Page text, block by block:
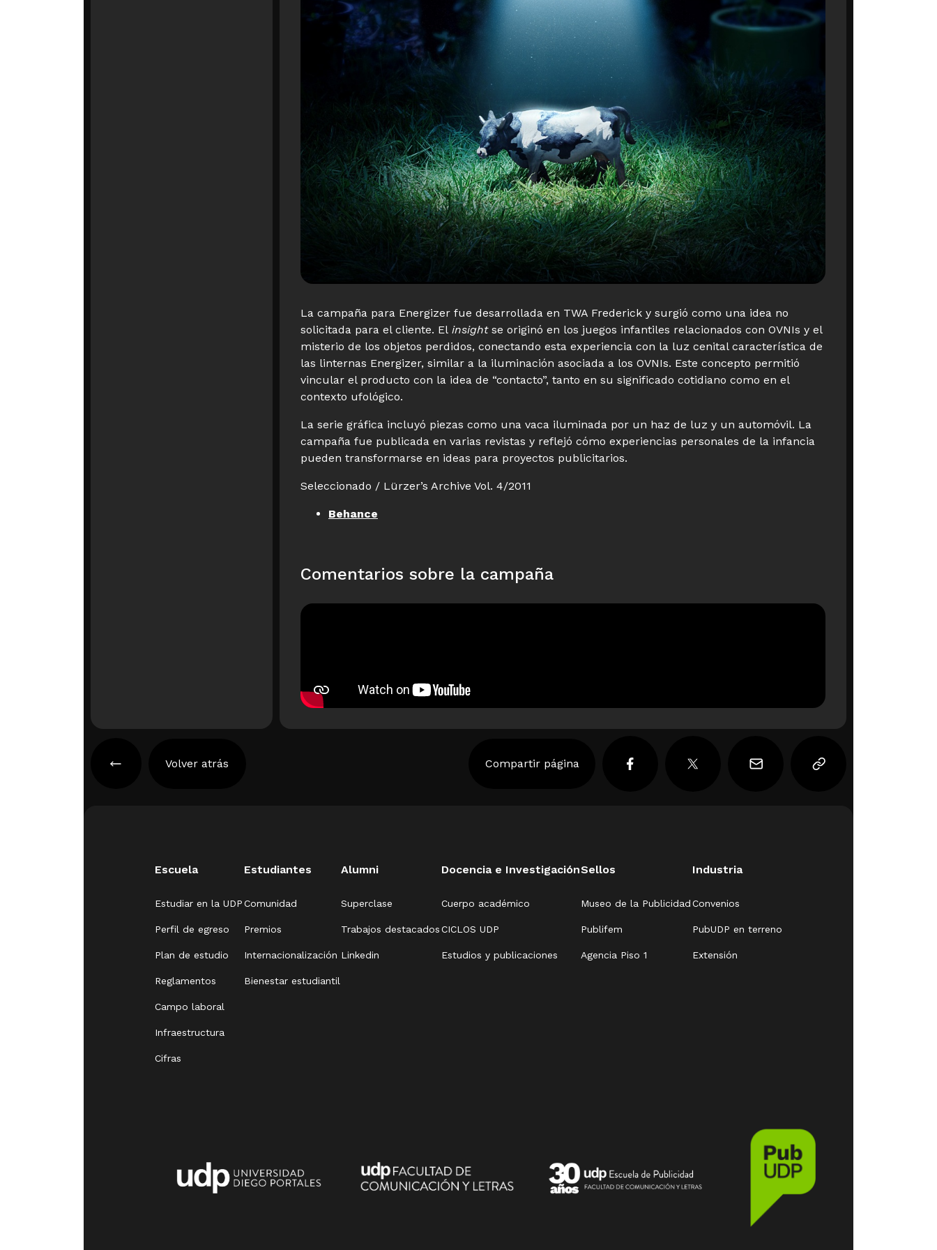
La campaña para Energizer fue desarrollada en TWA Frederick y surgió como una idea no
solicitada para el cliente. El insightse originó en los juegos infantiles relacionados con OVNIs y el
misterio de los objetos perdidos, conectando esta experiencia con la luz cenital característica de
las linternas Energizer, similar a la iluminación asociada a los OVNIs. Este concepto permitió
vincular el producto con la idea de “contacto”, tanto en su significado cotidiano como en el
contexto ufológico.
La serie gráfica incluyó piezas como una vaca iluminada por un haz de luz y un automóvil. La
campaña fue publicada en varias revistas y reflejó cómo experiencias personales de la infancia
pueden transformarse en ideas para proyectos publicitarios.
Seleccionado / Lürzer’s Archive Vol. 4/2011
Behance
Comentarios sobre la campaña
Volver atrás Compartir página
Escuela
Estudiar en la UDP
Perfil de egreso
Plan de estudio
Reglamentos
Campo laboral
Infraestructura
Cifras
Estudiantes
Comunidad
Premios
Internacionalización
Bienestar estudiantil
Alumni
Superclase
Trabajos destacados
Linkedin
Docencia e Investigación
Cuerpo académico
CICLOS UDP
Estudios y publicaciones
Sellos
Museo de la Publicidad
Publifem
Agencia Piso 1
Industria
Convenios
PubUDP en terreno
Extensión